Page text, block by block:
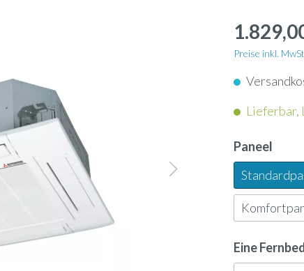
Anschlussmodule
Dampflanze
Ultraschallbefeuchter
3-Wege-Ventil
Umkehrosmose-
Preise inkl.
Lieferbar,
Paneel
Eine